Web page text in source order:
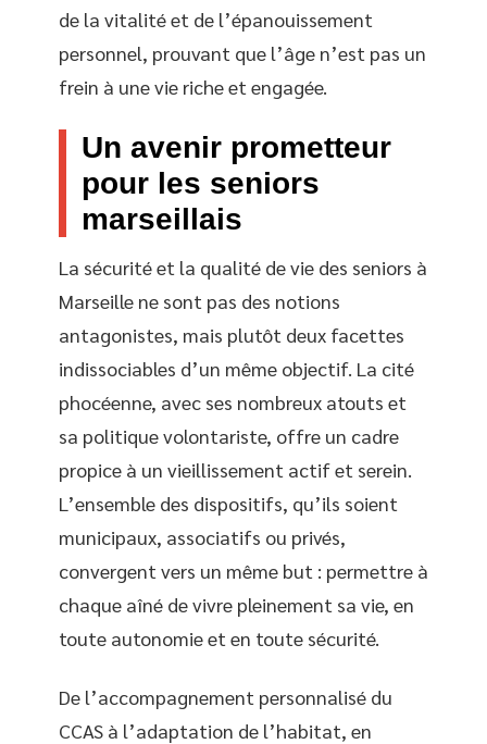
de la vitalité et de l’épanouissement
personnel, prouvant que l’âge n’est pas un
frein à une vie riche et engagée.
Un avenir prometteur
pour les seniors
marseillais
La sécurité et la qualité de vie des seniors à
Marseille ne sont pas des notions
antagonistes, mais plutôt deux facettes
indissociables d’un même objectif. La cité
phocéenne, avec ses nombreux atouts et
sa politique volontariste, offre un cadre
propice à un vieillissement actif et serein.
L’ensemble des dispositifs, qu’ils soient
municipaux, associatifs ou privés,
convergent vers un même but : permettre à
chaque aîné de vivre pleinement sa vie, en
toute autonomie et en toute sécurité.
De l’accompagnement personnalisé du
CCAS à l’adaptation de l’habitat, en